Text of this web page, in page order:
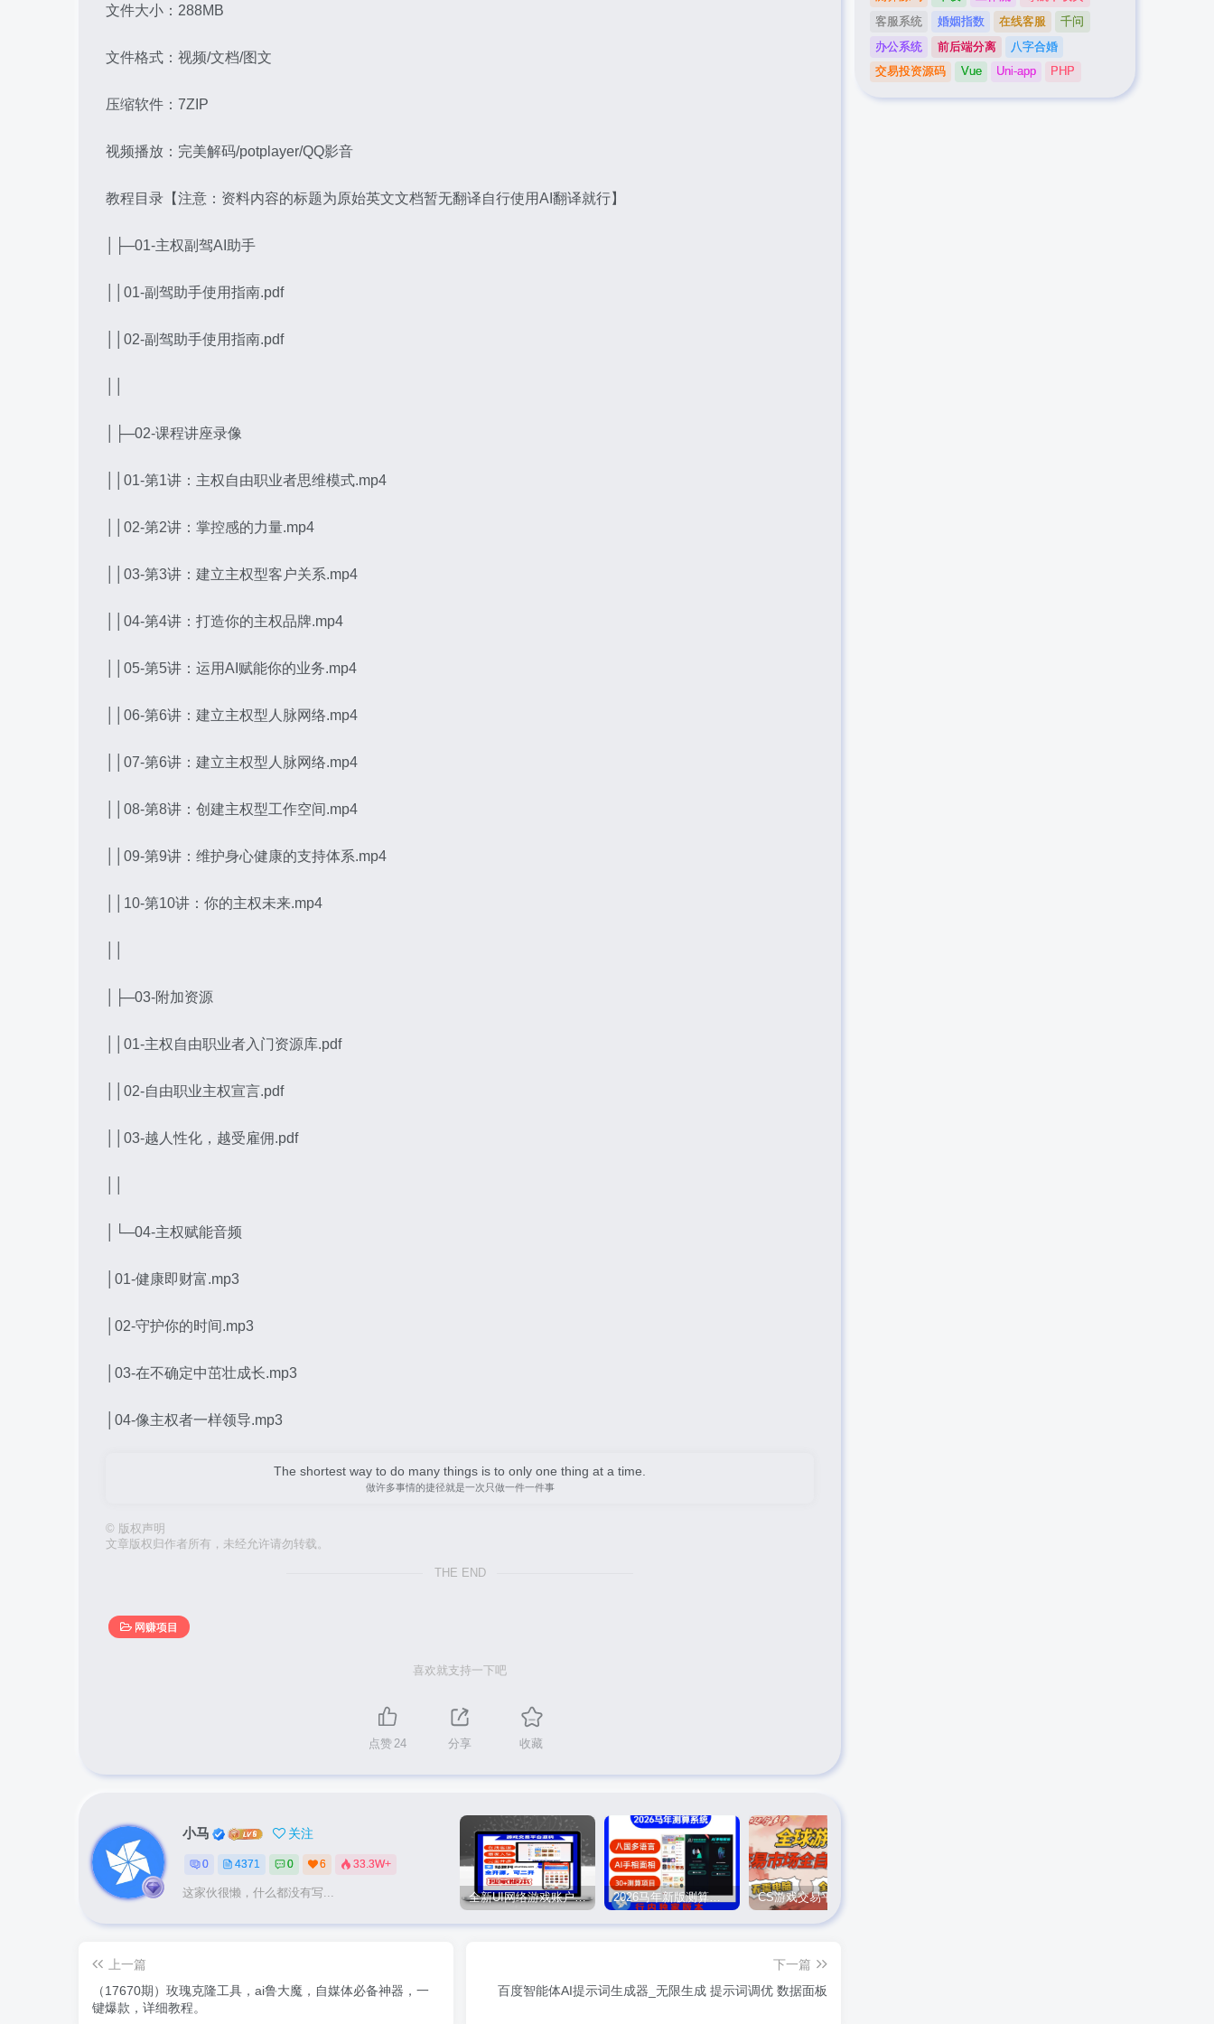
文件大小：288MB
文件格式：视频/文档/图文
压缩软件：7ZIP
视频播放：完美解码/potplayer/QQ影音
教程目录【注意：资料内容的标题为原始英文文档暂无翻译自行使用AI翻译就行】
│├─01-主权副驾AI助手
││01-副驾助手使用指南.pdf
││02-副驾助手使用指南.pdf
│├─02-课程讲座录像
││01-第1讲：主权自由职业者思维模式.mp4
││02-第2讲：掌控感的力量.mp4
││03-第3讲：建立主权型客户关系.mp4
││04-第4讲：打造你的主权品牌.mp4
││05-第5讲：运用AI赋能你的业务.mp4
││06-第6讲：建立主权型人脉网络.mp4
││07-第6讲：建立主权型人脉网络.mp4
││08-第8讲：创建主权型工作空间.mp4
││09-第9讲：维护身心健康的支持体系.mp4
││10-第10讲：你的主权未来.mp4
│├─03-附加资源
││01-主权自由职业者入门资源库.pdf
││02-自由职业主权宣言.pdf
││03-越人性化，越受雇佣.pdf
│└─04-主权赋能音频
│01-健康即财富.mp3
│02-守护你的时间.mp3
│03-在不确定中茁壮成长.mp3
│04-像主权者一样领导.mp3
The shortest way to do many things is to only one thing at a time.
做许多事情的捷径就是一次只做一件一件事
© 版权声明
文章版权归作者所有，未经允许请勿转载。
THE END
网赚项目
喜欢就支持一下吧
点赞 24 分享 收藏
小马 关注
0 4371 0 6 33.3W+
这家伙很懒，什么都没有写... 全新UI网络游戏账户交易平台系统 全开源版本 2026马年新版测算系统源码
上一篇
（17670期）玫瑰克隆工具，ai鲁大魔，自媒体必备神器，一
键爆款，详细教程。
下一篇
百度智能体AI提示词生成器_无限生成 提示词调优 数据面板
客服系统
婚姻指数 在线客服
千问
办公系统
前后端分离
八字合婚
交易投资源码
Vue Uni-app PHP